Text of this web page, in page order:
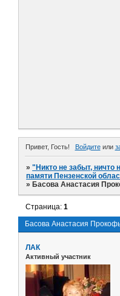
Привет, Гость! Войдитеили
»"Никто не забыт, ничто
памяти Пензенской
» Басова Анастасия
Басова Анастасия
Страница:1
ЛАК
Активный участник